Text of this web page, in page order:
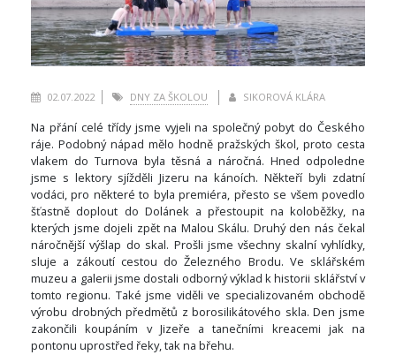
02.07.2022 DNY ZA ŠKOLOU SIKOROVÁ KLÁRA
Na přání celé třídy jsme vyjeli na společný pobyt do Českého
ráje. Podobný nápad mělo hodně pražských škol, proto cesta
vlakem do Turnova byla těsná a náročná. Hned odpoledne
jsme s lektory sjížděli Jizeru na kánoích. Někteří byli zdatní
vodáci, pro některé to byla premiéra, přesto se všem povedlo
šťastně doplout do Dolánek a přestoupit na koloběžky, na
kterých jsme dojeli zpět na Malou Skálu. Druhý den nás čekal
náročnější výšlap do skal. Prošli jsme všechny skalní vyhlídky,
sluje a zákoutí cestou do Železného Brodu. Ve sklářském
muzeu a galerii jsme dostali odborný výklad k historii sklářství v
tomto regionu. Také jsme viděli ve specializovaném obchodě
výrobu drobných předmětů z borosilikátového skla. Den jsme
zakončili koupáním v Jizeře a tanečními kreacemi jak na
pontonu uprostřed řeky, tak na břehu.